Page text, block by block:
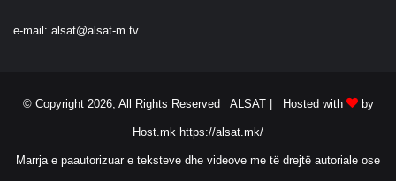
e-mail: alsat@alsat-m.tv
© Copyright 2026, All Rights Reserved ALSAT | Hosted with by
Host.mk https://alsat.mk/
Marrja e paautorizuar e teksteve dhe videove me të drejtë autoriale ose